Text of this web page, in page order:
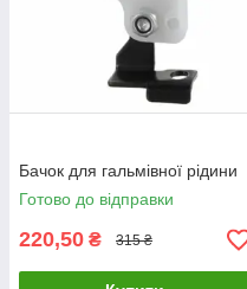
Бачок для гальмівної рідини
Готово до відправки
220,50 ₴ 315 ₴